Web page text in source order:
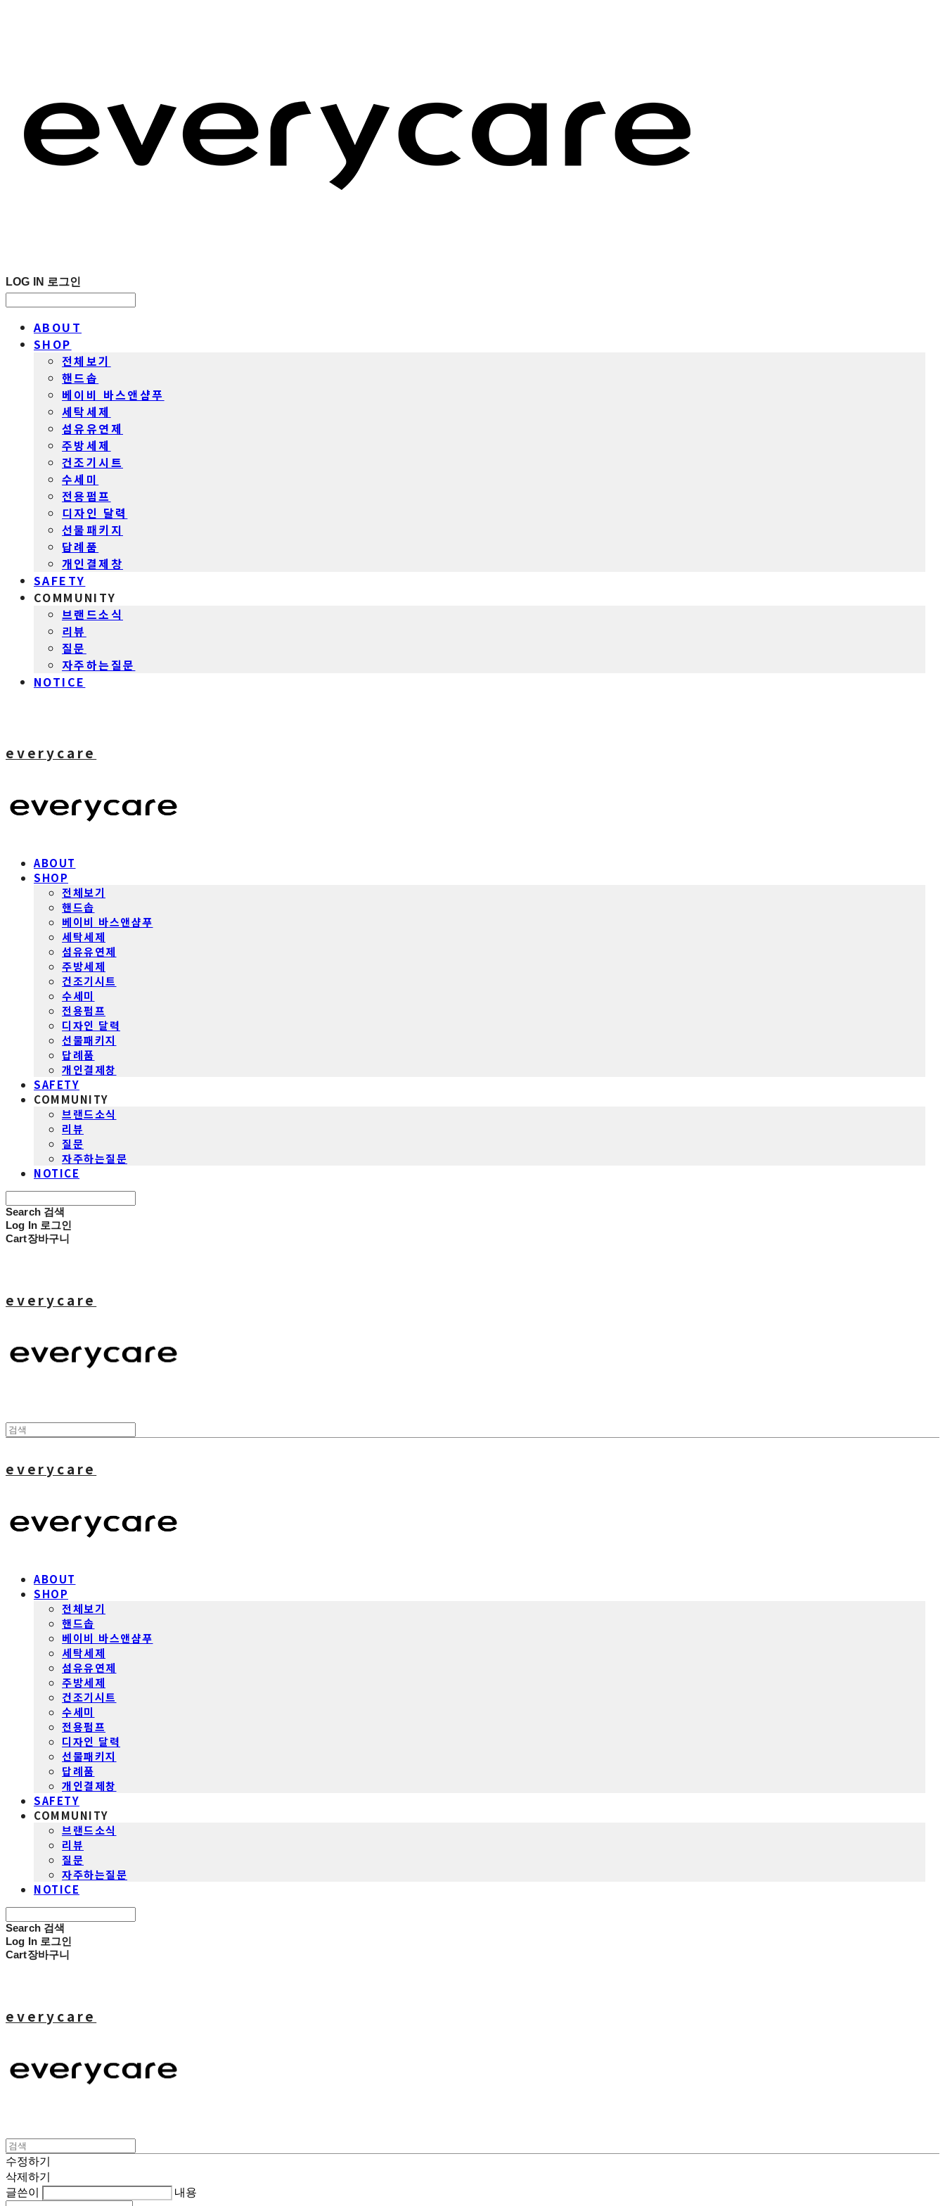
LOG IN 로그인
ABOUT
SHOP
전체보기
핸드솝
베이비 바스앤샴푸
세탁세제
섬유유연제
주방세제
건조기시트
수세미
전용펌프
디자인 달력
선물패키지
답례품
개인결제창
SAFETY
COMMUNITY
브랜드소식
리뷰
질문
자주하는질문
NOTICE
everycare
ABOUT
SHOP
전체보기
핸드솝
베이비 바스앤샴푸
세탁세제
섬유유연제
주방세제
건조기시트
수세미
전용펌프
디자인 달력
선물패키지
답례품
개인결제창
SAFETY
COMMUNITY
브랜드소식
리뷰
질문
자주하는질문
NOTICE
Search 검색
Log In 로그인
Cart장바구니
everycare
everycare
ABOUT
SHOP
전체보기
핸드솝
베이비 바스앤샴푸
세탁세제
섬유유연제
주방세제
건조기시트
수세미
전용펌프
디자인 달력
선물패키지
답례품
개인결제창
SAFETY
COMMUNITY
브랜드소식
리뷰
질문
자주하는질문
NOTICE
Search 검색
Log In 로그인
Cart장바구니
everycare
수정하기
삭제하기
글쓴이
내용